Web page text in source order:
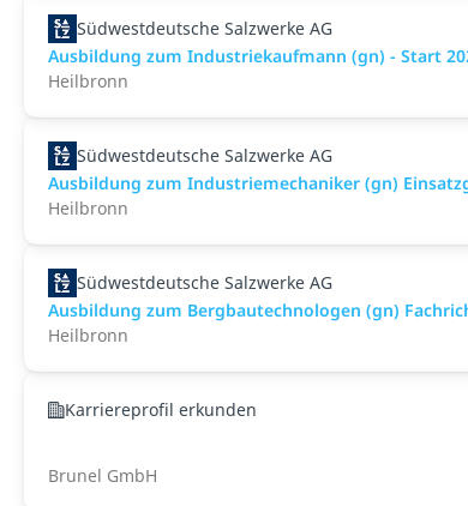
Südwestdeutsche Salzwerke AG
Ausbildung zum Industriekaufmann (gn) - Start
Heilbronn
Südwestdeutsche Salzwerke AG
Ausbildung zum Industriemechaniker (gn)
Heilbronn
Südwestdeutsche Salzwerke AG
Ausbildung zum Bergbautechnologen (gn)
Heilbronn
Karriereprofil erkunden
Brunel GmbH